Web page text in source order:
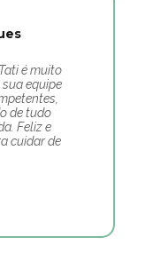
é muito
equipe
de tudo
Feliz e
cuidar de